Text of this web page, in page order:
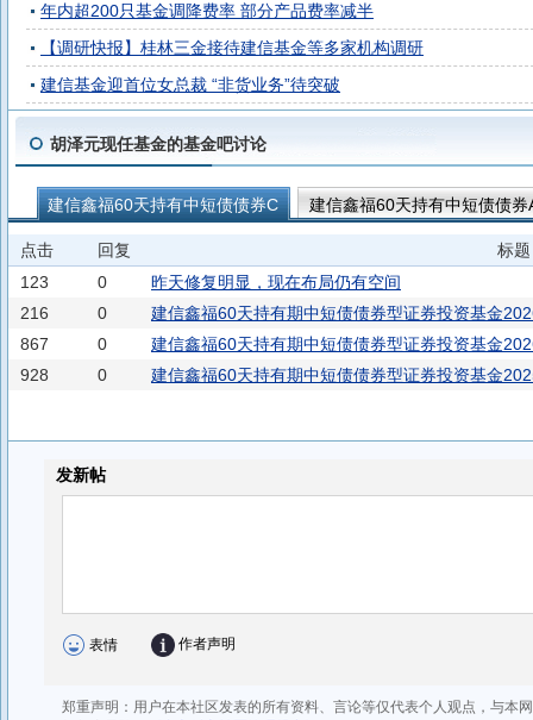
年内超200只基金调降费率 部分产品费率减半
【调研快报】桂林三金接待建信基金等多家机构调研
建信基金迎首位女总裁 “非货业务”待突破
胡泽元现任基金的基金吧讨论
建信鑫福60天持有中短债债券C
建信鑫福60天持有中短债债券
建信渤泰债券A
点击 回复
标题
123
0
昨天修复明显，现在布局仍有空间
216
0
建信鑫福60天持有期中短债债券型证券投资基金
867
0
建信鑫福60天持有期中短债债券型证券投资基金
928
0 建信鑫福60天持有期中短债债券型证券投资基金